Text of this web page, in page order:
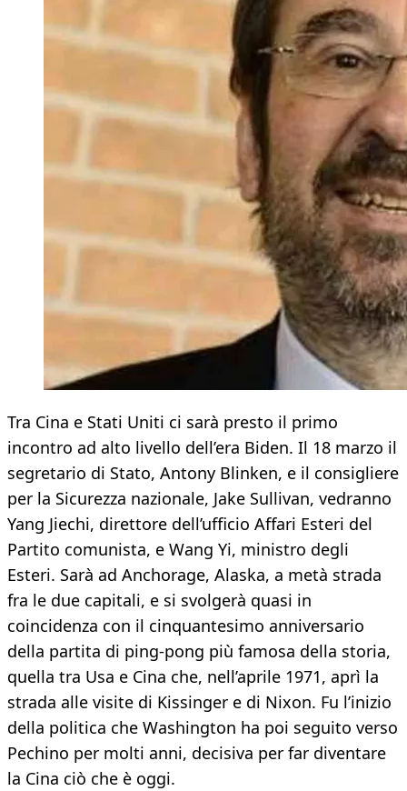
Tra Cina e Stati Uniti ci sarà presto il primo
incontro ad alto livello dell’era Biden. Il 18 marzo il
segretario di Stato, Antony Blinken, e il consigliere
per la Sicurezza nazionale, Jake Sullivan, vedranno
Yang Jiechi, direttore dell’ufficio Affari Esteri del
Partito comunista, e Wang Yi, ministro degli
Esteri. Sarà ad Anchorage, Alaska, a metà strada
fra le due capitali, e si svolgerà quasi in
coincidenza con il cinquantesimo anniversario
della partita di ping-pong più famosa della storia,
quella tra Usa e Cina che, nell’aprile 1971, aprì la
strada alle visite di Kissinger e di Nixon. Fu l’inizio
della politica che Washington ha poi seguito verso
Pechino per molti anni, decisiva per far diventare
la Cina ciò che è oggi.